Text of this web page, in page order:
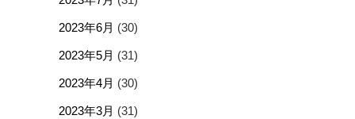
2023年6月 (30)
2023年5月 (31)
2023年4月 (30)
2023年3月 (31)